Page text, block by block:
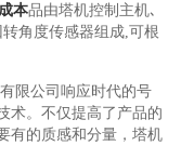
成本品由塔机控制主机､
角度传感器组成,可根
限公司响应时代的号
术。不仅提高了产品的
有的质感和分量，塔机